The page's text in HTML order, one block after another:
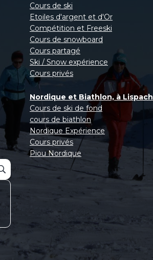
Cours de ski
Etoiles d'argent et d'Or
Compétition et Freeski
Cours de snowboard
Cours partagé
Ski / Snow expérience
Cours privés
Nordique et Biathlon, à Lispach
Cours de ski de fond
cours de biathlon
Nordique Expérience
Cours privés
Piou Nordique